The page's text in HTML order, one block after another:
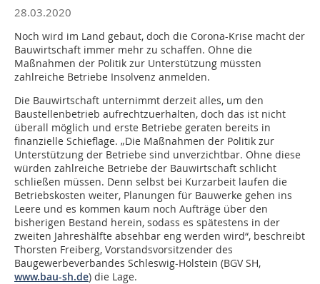
28.03.2020
Noch wird im Land gebaut, doch die Corona-Krise macht der
Bauwirtschaft immer mehr zu schaffen. Ohne die
Maßnahmen der Politik zur Unterstützung müssten
zahlreiche Betriebe Insolvenz anmelden.
Die Bauwirtschaft unternimmt derzeit alles, um den
Baustellenbetrieb aufrechtzuerhalten, doch das ist nicht
überall möglich und erste Betriebe geraten bereits in
finanzielle Schieflage. „Die Maßnahmen der Politik zur
Unterstützung der Betriebe sind unverzichtbar. Ohne diese
würden zahlreiche Betriebe der Bauwirtschaft schlicht
schließen müssen. Denn selbst bei Kurzarbeit laufen die
Betriebskosten weiter, Planungen für Bauwerke gehen ins
Leere und es kommen kaum noch Aufträge über den
bisherigen Bestand herein, sodass es spätestens in der
zweiten Jahreshälfte absehbar eng werden wird“, beschreibt
Thorsten Freiberg, Vorstandsvorsitzender des
Baugewerbeverbandes Schleswig-Holstein (BGV SH,
www.bau-sh.de) die Lage.